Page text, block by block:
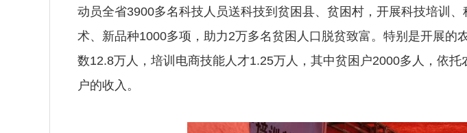
动员全省3900多名科技人员送科技到贫困县、贫困村，开展科技培训
术、新品种1000多项，助力2万多名贫困人口脱贫致富。特别是开展
数12.8万人，培训电商技能人才1.25万人，其中贫困户2000多人，依
户的收入。